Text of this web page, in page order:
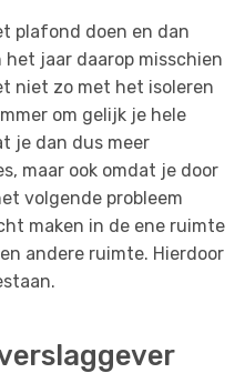
plafond doen en dan
jaar daarop misschien
niet zo met het isoleren
om gelijk je hele
je dan dus meer
maar ook omdat je door
volgende probleem
maken in de ene ruimte
andere ruimte. Hierdoor